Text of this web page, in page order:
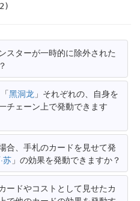
スターが一時的に除外された
黑洞龙 」それぞれの、自身を
チェーン上で発動できます
合、手札のカードを見せて発
苏 」の効果を発動できますか？
ードやコストとして見せたカ